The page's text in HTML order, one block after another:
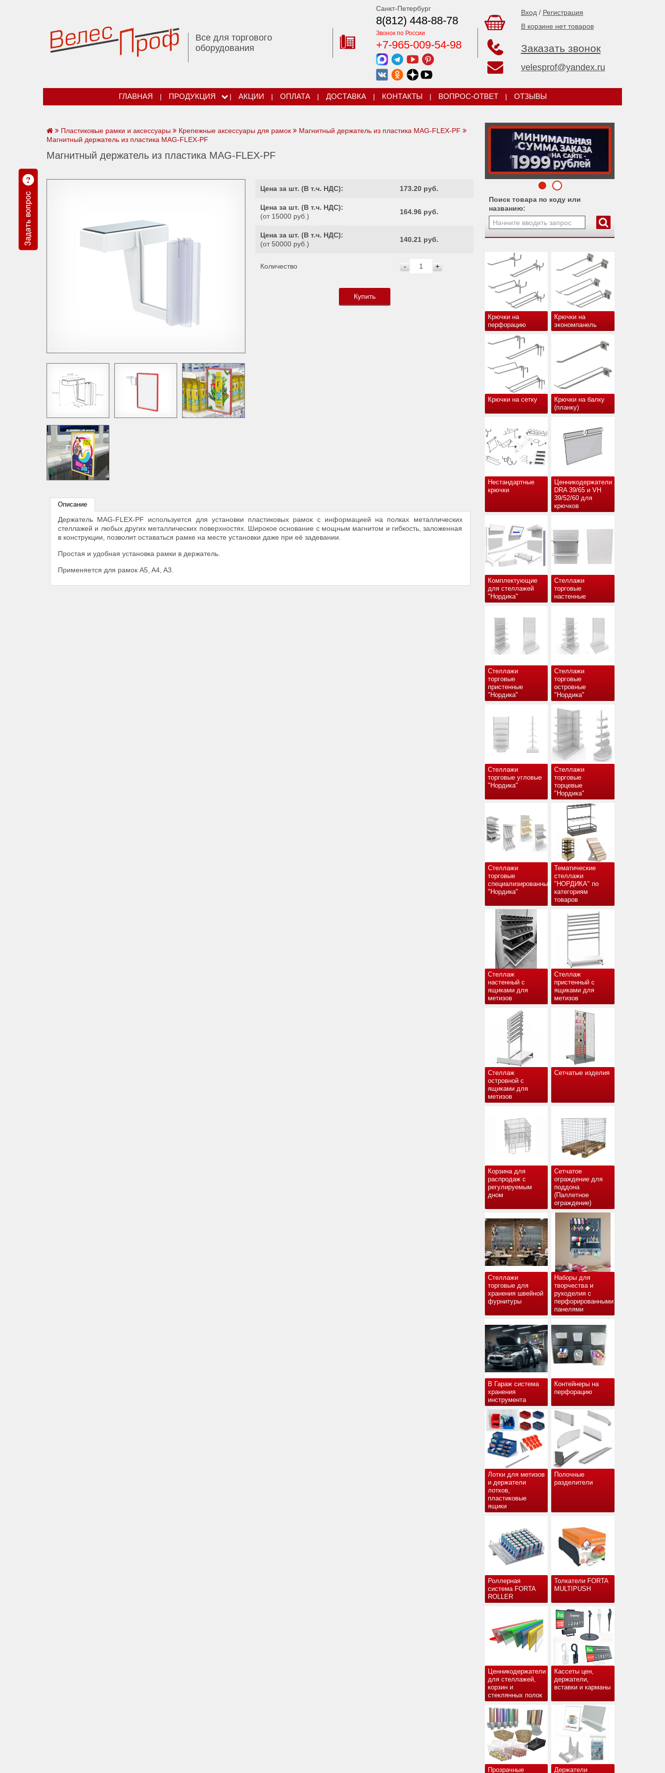
Все для торгового
оборудования
Санкт-Петербург
8(812) 448-88-78
Звонок по России
+7-965-009-54-98
Вход / Регистрация
В корзине нет товаров
Заказать звонок
velesprof@yandex.ru
ГЛАВНАЯ | ПРОДУКЦИЯ | АКЦИИ | ОПЛАТА | ДОСТАВКА | КОНТАКТЫ | ВОПРОС-ОТВЕТ | ОТЗЫВЫ
Поиск товара по коду или
названию:
Крючки на
перфорацию
Крючки на
экономпанель
Крючки на сетку
Крючки на балку
(планку)
Нестандартные
крючки
Ценникодержатели
DRA 39/65 и VH
39/52/60 для
крючков
Комплектующие
для стеллажей
"Нордика"
Стеллажи
торговые
настенные
Стеллажи
торговые
пристенные
"Нордика"
Стеллажи
торговые
островные
"Нордика"
Стеллажи
торговые угловые
"Нордика"
Стеллажи
торговые
торцевые
"Нордика"
Стеллажи
торговые
специализированные
"Нордика"
Тематические
стеллажи
"НОРДИКА" по
категориям
товаров
Стеллаж
настенный с
ящиками для
метизов
Стеллаж
пристенный с
ящиками для
метизов
Стеллаж
островной с
ящиками для
метизов
Сетчатые изделия
Корзина для
распродаж с
регулируемым
дном
Сетчатое
ограждение для
поддона
(Паллетное
ограждение)
Стеллажи
торговые для
хранения швейной
фурнитуры
Наборы для
творчества и
рукоделия с
перфорированными
панелями
В Гараж система
хранения
инструмента
Контейнеры на
перфорацию
Лотки для метизов
и держатели
лотков,
пластиковые
ящики
Полочные
разделители
Роллерная
система FORTA
ROLLER
Толкатели FORTA
MULTIPUSH
Ценникодержатели
для стеллажей,
корзин и
стеклянных полок
Кассеты цен,
держатели,
вставки и карманы
Прозрачные Держатели
Пластиковые рамки и аксессуары Крепежные аксессуары для рамок
Магнитный держатель из пластика MAG-FLEX-PF
Магнитный держатель из пластика MAG-FLEX-PF
Магнитный держатель из пластика MAG-FLEX-PF
Цена за шт. (В т.ч. НДС): 173.20 руб.
Цена за шт. (В т.ч. НДС):
(от 15000 руб.)
164.96 руб.
Цена за шт. (В т.ч. НДС):
(от 50000 руб.)
140.21 руб.
Количество - +
Купить
Описание
Держатель MAG-FLEX-PF используется для установки пластиковых рамок с информацией на полках металлических
стеллажей и любых других металлических поверхностях. Широкое основание с мощным магнитом и гибкость, заложенная
в конструкции, позволит оставаться рамке на месте установки даже при её задевании.
Простая и удобная установка рамки в держатель.
Применяется для рамок A5, A4, A3.